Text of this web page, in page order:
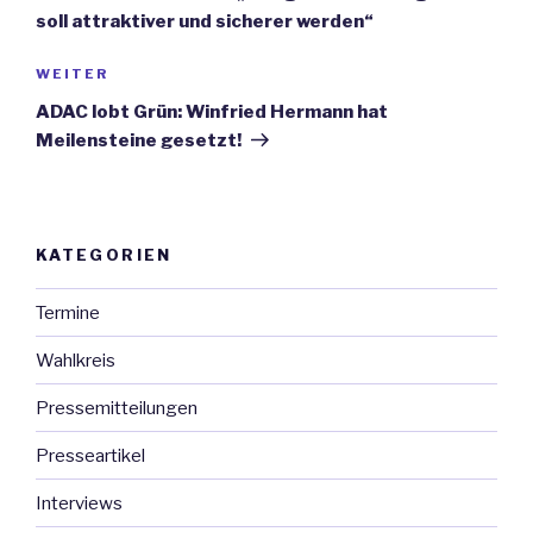
soll attraktiver und sicherer werden“
Nächster
Beitrag
WEITER
ADAC lobt Grün: Winfried Hermann hat
Meilensteine gesetzt!
KATEGORIEN
Termine
Wahlkreis
Pressemitteilungen
Presseartikel
Interviews